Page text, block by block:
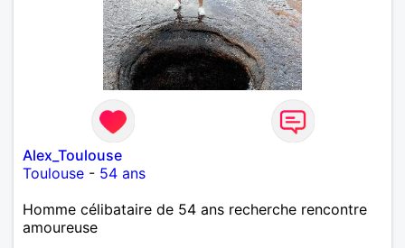
Alex_Toulouse
Toulouse - 54 ans
Homme célibataire de 54 ans recherche rencontre
amoureuse